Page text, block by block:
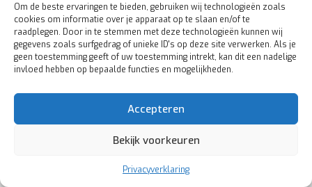
Om de beste ervaringen te bieden, gebruiken wij technologieën zoals
cookies om informatie over je apparaat op te slaan en/of te
raadplegen. Door in te stemmen met deze technologieën kunnen wij
gegevens zoals surfgedrag of unieke ID's op deze site verwerken. Als je
geen toestemming geeft of uw toestemming intrekt, kan dit een nadelige
invloed hebben op bepaalde functies en mogelijkheden.
Accepteren
Bekijk voorkeuren
Privacyverklaring